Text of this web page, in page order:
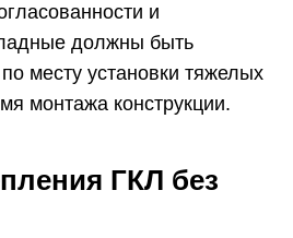
и
должны быть
месту установки тяжелых
монтажа конструкции.
ГКЛ без